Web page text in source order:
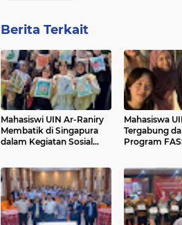
Berita Terkait
Mahasiswi UIN Ar-Raniry
Membatik di Singapura
dalam Kegiatan Sosial
Mahasiswa
Tergabung
Program